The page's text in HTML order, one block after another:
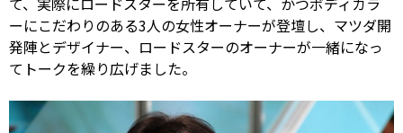
ーにこだわりのある3人の女性オーナーが登壇し、マツダ開
発陣とデザイナー、ロードスターのオーナーが一緒になっ
てトークを繰り広げました。